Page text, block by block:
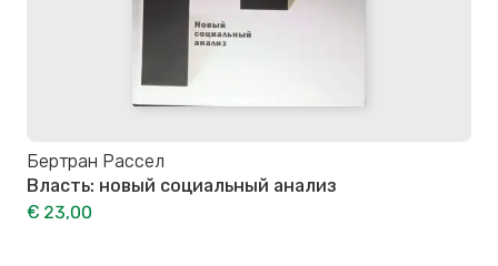
Бертран Рассел
Власть: новый социальный анализ
€ 23,00